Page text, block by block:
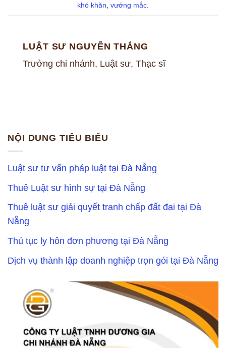
khó khăn vướng mắc
LUẬT SƯ NGUYỄN THẮNG
Trưởng chi nhánh, Luật sư, Thạc sĩ
NỘI DUNG TIÊU BIỂU
Luật sư tư vấn pháp luật tại Đà Nẵng
Thuê Luật sư hình sự tại Đà Nẵng
Thuê luật sư giải quyết tranh chấp đất đai tại Đà
Nẵng
Thủ tục ly hôn đơn phương tại Đà Nẵng
Dịch vụ thành lập doanh nghiệp trọn gói tại Đà Nẵng